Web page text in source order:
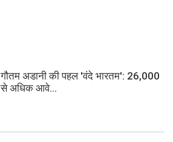
गौतम अडानी की पहल 'वंदे भारतम': 26,000
से अधिक आवे...